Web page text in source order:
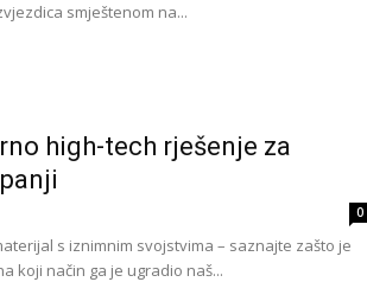
smještenom na...
high-tech rješenje za
0
s iznimnim svojstvima – saznajte zašto je
koji način ga je ugradio naš...